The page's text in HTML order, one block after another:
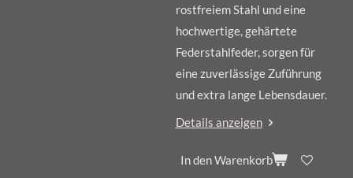
rostfreiem Stahl und eine
hochwertige, gehärtete
Federstahlfeder, sorgen für
eine zuverlässige Zuführung
und extra lange Lebensdauer.
Details anzeigen
In den Warenkorb